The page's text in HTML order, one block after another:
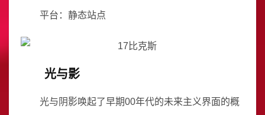
平台：静态站点
光与影
光与阴影唤起了早期00年代的未来主义界面的概